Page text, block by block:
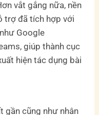
vắt gắng nữa, nền
trợ đã tích hợp với
Google
giúp thành cục
hiện tác dụng bài
gần cũng như nhân